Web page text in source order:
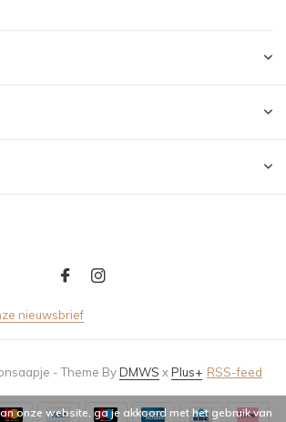
nieuwsbrief
- Theme ByDMWS xPlus+ RSS-feed
onze website, ga je akkoord met het gebruik van